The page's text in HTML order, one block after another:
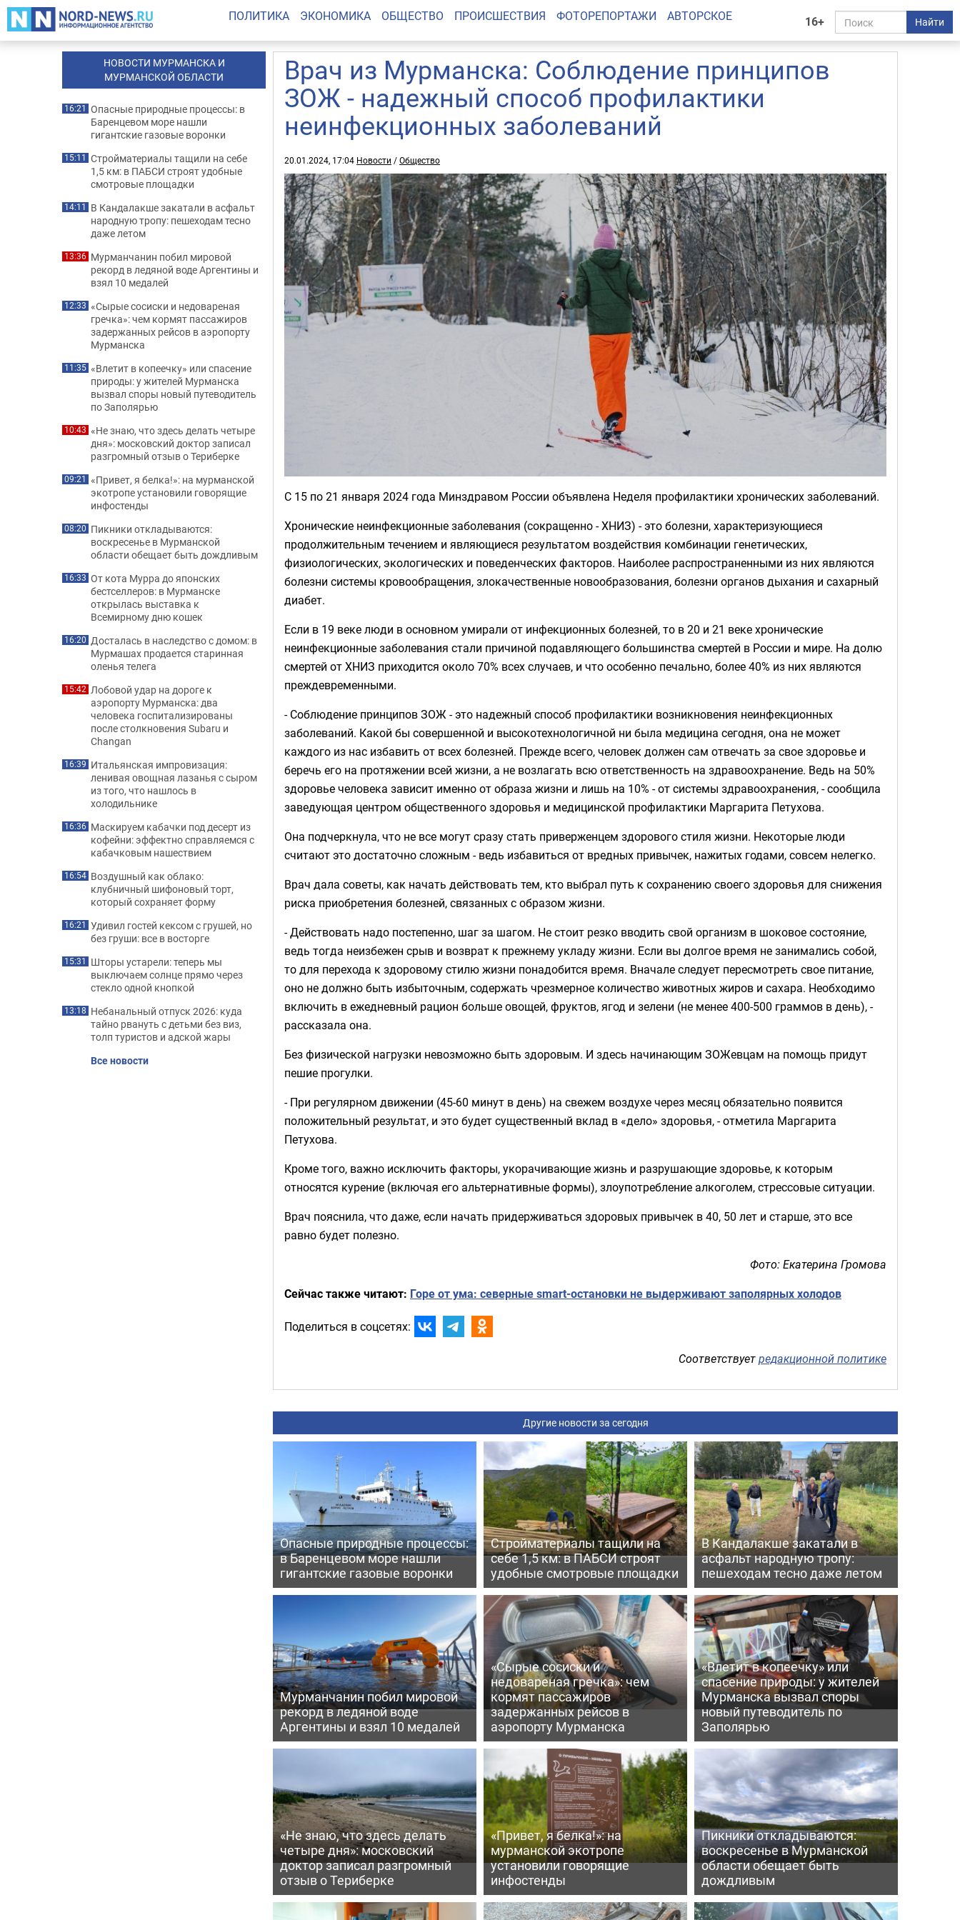
16+ Найти
ПОЛИТИКА ЭКОНОМИКА ОБЩЕСТВО ПРОИСШЕСТВИЯ ФОТОРЕПОРТАЖИ АВТОРСКОЕ
Врач из Мурманска: Соблюдение принципов
ЗОЖ - надежный способ профилактики
неинфекционных заболеваний
20.01.2024, 17:04 Новости /Общество
С 15 по 21 января 2024 года Минздравом России объявлена Неделя профилактики хронических заболеваний.
Хронические неинфекционные заболевания (сокращенно - ХНИЗ) - это болезни, характеризующиеся
продолжительным течением и являющиеся результатом воздействия комбинации генетических,
физиологических, экологических и поведенческих факторов. Наиболее распространенными из них являются
болезни системы кровообращения, злокачественные новообразования, болезни органов дыхания и сахарный
диабет.
Если в 19 веке люди в основном умирали от инфекционных болезней, то в 20 и 21 веке хронические
неинфекционные заболевания стали причиной подавляющего большинства смертей в России и мире. На долю
смертей от ХНИЗ приходится около 70% всех случаев, и что особенно печально, более 40% из них являются
преждевременными.
- Соблюдение принципов ЗОЖ - это надежный способ профилактики возникновения неинфекционных
заболеваний. Какой бы совершенной и высокотехнологичной ни была медицина сегодня, она не может
каждого из нас избавить от всех болезней. Прежде всего, человек должен сам отвечать за свое здоровье и
беречь его на протяжении всей жизни, а не возлагать всю ответственность на здравоохранение. Ведь на 50%
здоровье человека зависит именно от образа жизни и лишь на 10% - от системы здравоохранения, - сообщила
заведующая центром общественного здоровья и медицинской профилактики Маргарита Петухова.
Она подчеркнула, что не все могут сразу стать приверженцем здорового стиля жизни. Некоторые люди
считают это достаточно сложным - ведь избавиться от вредных привычек, нажитых годами, совсем нелегко.
Врач дала советы, как начать действовать тем, кто выбрал путь к сохранению своего здоровья для снижения
риска приобретения болезней, связанных с образом жизни.
- Действовать надо постепенно, шаг за шагом. Не стоит резко вводить свой организм в шоковое состояние,
ведь тогда неизбежен срыв и возврат к прежнему укладу жизни. Если вы долгое время не занимались собой,
то для перехода к здоровому стилю жизни понадобится время. Вначале следует пересмотреть свое питание,
оно не должно быть избыточным, содержать чрезмерное количество животных жиров и сахара. Необходимо
включить в ежедневный рацион больше овощей, фруктов, ягод и зелени (не менее 400-500 граммов в день), -
рассказала она.
Без физической нагрузки невозможно быть здоровым. И здесь начинающим ЗОЖевцам на помощь придут
пешие прогулки.
- При регулярном движении (45-60 минут в день) на свежем воздухе через месяц обязательно появится
положительный результат, и это будет существенный вклад в «дело» здоровья, - отметила Маргарита
Петухова.
Кроме того, важно исключить факторы, укорачивающие жизнь и разрушающие здоровье, к которым
относятся курение (включая его альтернативные формы), злоупотребление алкоголем, стрессовые ситуации.
Врач пояснила, что даже, если начать придерживаться здоровых привычек в 40, 50 лет и старше, это все
равно будет полезно.
Фото: Екатерина Громова
Сейчас также читают: Горе от ума: северные smart-остановки не выдерживают заполярных холодов
Поделиться в соцсетях:
Соответствуетредакционной политике
Другие новости за сегодня
Опасные природные процессы:
в Баренцевом море нашли
гигантские газовые воронки
Стройматериалы тащили на
себе 1,5 км: в ПАБСИ строят
удобные смотровые площадки
В Кандалакше закатали в
асфальт народную тропу:
пешеходам тесно даже летом
Мурманчанин побил мировой
рекорд в ледяной воде
Аргентины и взял 10 медалей
«Сырые сосиски и
недовареная гречка»: чем
кормят пассажиров
задержанных рейсов в
аэропорту Мурманска
«Влетит в копеечку» или
спасение природы: у жителей
Мурманска вызвал споры
новый путеводитель по
Заполярью
«Не знаю, что здесь делать
четыре дня»: московский
доктор записал разгромный
отзыв о Териберке
«Привет, я белка!»: на
мурманской экотропе
установили говорящие
инфостенды
Пикники откладываются:
воскресенье в Мурманской
области обещает быть
дождливым
НОВОСТИ МУРМАНСКА И
МУРМАНСКОЙ ОБЛАСТИ
16:21 Опасные природные процессы: в
Баренцевом море нашли
гигантские газовые воронки
15:11 Стройматериалы тащили на себе
1,5 км: в ПАБСИ строят удобные
смотровые площадки
14:11 В Кандалакше закатали в асфальт
народную тропу: пешеходам тесно
даже летом
13:36 Мурманчанин побил мировой
рекорд в ледяной воде Аргентины и
взял 10 медалей
12:33 «Сырые сосиски и недовареная
гречка»: чем кормят пассажиров
задержанных рейсов в аэропорту
Мурманска
11:35 «Влетит в копеечку» или спасение
природы: у жителей Мурманска
вызвал споры новый путеводитель
по Заполярью
10:43 «Не знаю, что здесь делать четыре
дня»: московский доктор записал
разгромный отзыв о Териберке
09:21 «Привет, я белка!»: на мурманской
экотропе установили говорящие
инфостенды
08:20 Пикники откладываются:
воскресенье в Мурманской
области обещает быть дождливым
16:33 От кота Мурра до японских
бестселлеров: в Мурманске
открылась выставка к
Всемирному дню кошек
16:20 Досталась в наследство с домом: в
Мурмашах продается старинная
оленья телега
15:42 Лобовой удар на дороге к
аэропорту Мурманска: два
человека госпитализированы
после столкновения Subaru и
Changan
16:39 Итальянская импровизация:
ленивая овощная лазанья с сыром
из того, что нашлось в
холодильнике
16:36 Маскируем кабачки под десерт из
кофейни: эффектно справляемся с
кабачковым нашествием
16:54 Воздушный как облако:
клубничный шифоновый торт,
который сохраняет форму
16:21 Удивил гостей кексом с грушей, но
без груши: все в восторге
15:31 Шторы устарели: теперь мы
выключаем солнце прямо через
стекло одной кнопкой
13:18 Небанальный отпуск 2026: куда
тайно рвануть с детьми без виз,
толп туристов и адской жары
Все новости